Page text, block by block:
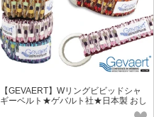
【GEVAERT】Wリングビビッドシャ
ギーベルト★ゲバルト社★日本製 おし
ゃれ 織物風 デザイン サイズ調整自由